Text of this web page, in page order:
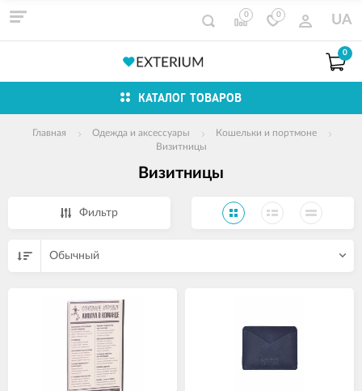
0 0 UA
0
КАТАЛОГ ТОВАРОВ
Главная Одежда и аксессуары
Кошельки и портмоне
Визитницы
Визитницы
Фильтр
Обычный